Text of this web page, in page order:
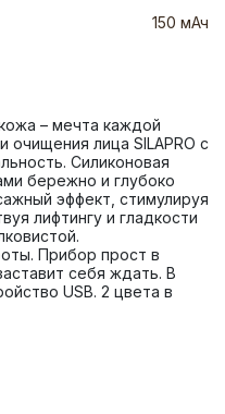
150 мАч
– мечта каждой
лица SILAPRO с
Силиконовая
бережно и глубоко
эффект, стимулируя
лифтингу и гладкости
Прибор прост в
себя ждать. В
USB. 2 цвета в